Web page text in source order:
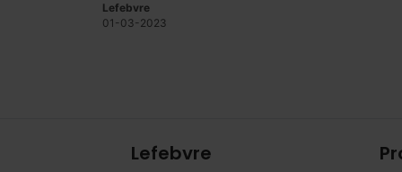
incrementar y acelerar las acciones
en materia de investigación, desarrollo,
Lefebvre
01-03-2023
Lefebvre